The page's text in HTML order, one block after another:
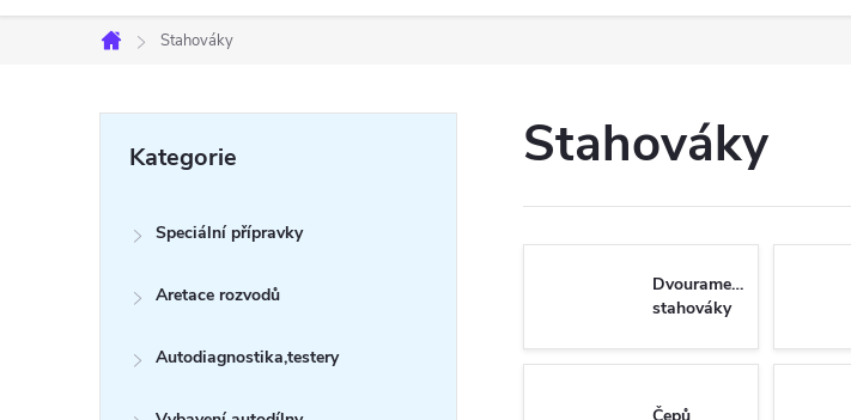
Domů
Stahováky
kategorie
Kategorie
Speciální přípravky
Aretace rozvodů
Autodiagnostika,testery
Stahováky
Dvouramenné
stahováky